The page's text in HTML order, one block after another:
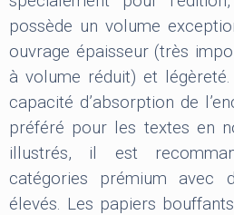
possède un volume
ouvrage épaisseur (très
à volume réduit) et
capacité d’absorption de
préféré pour les textes en
illustrés, il est
catégories prémium avec
élevés. Les papiers